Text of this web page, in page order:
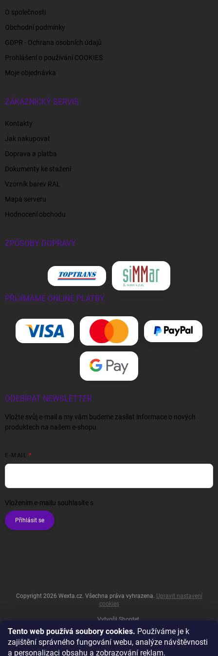
Tento web používá soubory cookies. Používáme je k
zajištění správného fungování webu, analýze návštěvnosti
a personalizaci obsahu a zobrazování reklam.
O společnosti
Obchodní podmínky
GDPR - Ochrana osobních údajů
Prohlášení o používání COOKIES
Moje objednávka
ZÁKAZNICKÝ SERVIS
Kontakty
Jak nakupovat
Doprava a platba
Dokumenty ke stažení
Vzorník barev RAL
Mapa serveru
Hodnocení obchodu
ZPŮSOBY DOPRAVY
PŘIJÍMÁME ONLINE PLATBY
ODEBÍRAT NEWSLETTER
Vložte svůj e-mail a my vám budeme zasílat informace o nových
produktech na našem e-shopu.
E-MAIL
Vložením e-mailu souhlasíte s
Přihlásit se
Vytvořil Shoptet
Copyright 2026 Wexta.cz. Všechna práva vyhrazena. Upravit nastavení
cookies